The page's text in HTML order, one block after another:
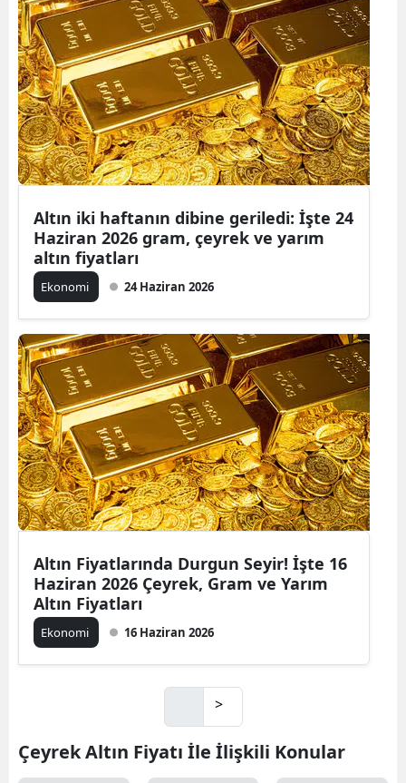
Altın iki haftanın dibine geriledi: İşte 24
Haziran 2026 gram, çeyrek ve yarım
altın fiyatları
Ekonomi 24 Haziran 2026
Altın Fiyatlarında Durgun Seyir! İşte 16
Haziran 2026 Çeyrek, Gram ve Yarım
Altın Fiyatları
Ekonomi 16 Haziran 2026
>
Çeyrek Altın Fiyatı İle İlişkili Konular